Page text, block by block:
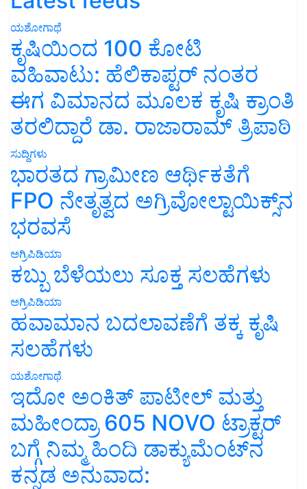
ಯಶೋಗಾಥೆ
ಕೃಷಿಯಿಂದ 100 ಕೋಟಿ
ವಹಿವಾಟು: ಹೆಲಿಕಾಪ್ಟರ್ ನಂತರ
ಈಗ ವಿಮಾನದ ಮೂಲಕ ಕೃಷಿ ಕ್ರಾಂತಿ
ತರಲಿದ್ದಾರೆ ಡಾ. ರಾಜಾರಾಮ್ ತ್ರಿಪಾಠಿ
ಸುದ್ದಿಗಳು
ಭಾರತದ ಗ್ರಾಮೀಣ ಆರ್ಥಿಕತೆಗೆ
FPO ನೇತೃತ್ವದ ಅಗ್ರಿವೋಲ್ಟಾಯಿಕ್ಸ್‌ನ
ಭರವಸೆ
ಅಗ್ರಿಪಿಡಿಯಾ
ಕಬ್ಬು ಬೆಳೆಯಲು ಸೂಕ್ತ ಸಲಹೆಗಳು
ಅಗ್ರಿಪಿಡಿಯಾ
ಹವಾಮಾನ ಬದಲಾವಣೆಗೆ ತಕ್ಕ ಕೃಷಿ
ಸಲಹೆಗಳು
ಯಶೋಗಾಥೆ
ಇದೋ ಅಂಕಿತ್ ಪಾಟೀಲ್ ಮತ್ತು
ಮಹೀಂದ್ರಾ 605 NOVO ಟ್ರಾಕ್ಟರ್
ಬಗ್ಗೆ ನಿಮ್ಮ ಹಿಂದಿ ಡಾಕ್ಯುಮೆಂಟ್‌ನ
ಕನ್ನಡ ಅನುವಾದ: